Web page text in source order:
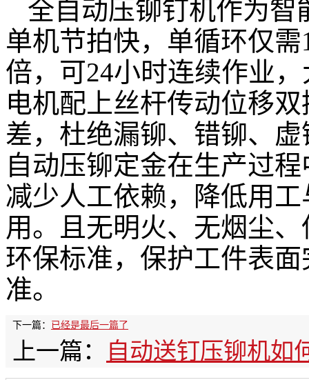
全自动压铆钉机作为智
单机节拍快，单循环仅需
倍，可24小时连续作业
电机配上丝杆传动位移
差，杜绝漏铆、错铆、
自动压铆定金在生产过
减少人工依赖，降低用
用。且无明火、无烟尘
环保标准，保护工件表
准。
下一篇： 已经是最后一篇了
上一篇： 自动送钉压铆机如